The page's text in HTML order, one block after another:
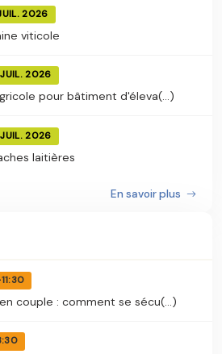
2026
viticole
2026
pour bâtiment d'éleva(...)
2026
laitières
En savoir plus
couple : comment se sécu(...)